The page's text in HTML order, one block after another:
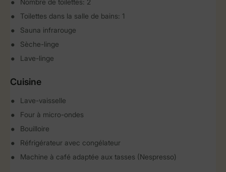
Nombre de toilettes: 2
Toilettes dans la salle de bains: 1
Sauna infrarouge
Sèche-linge
Lave-linge
Cuisine
Lave-vaisselle
Four à micro-ondes
Bouilloire
Réfrigérateur avec congélateur
Machine à café adaptée aux tasses (Nespresso)